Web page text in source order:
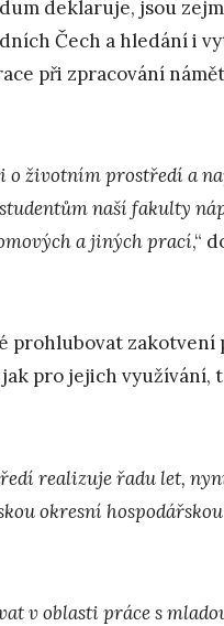
deklaruje, jsou
Čech a hledání i
při zpracování
o životním prostředí a
studentům naší fakulty
a jiných prací,“
prohlubovat zakotvení
pro jejich využívání,
realizuje řadu let,
okresní
v oblasti práce s